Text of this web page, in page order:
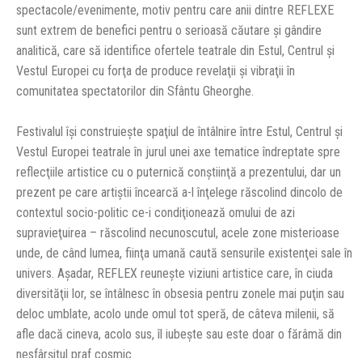
spectacole/evenimente, motiv pentru care anii dintre REFLEXE
sunt extrem de benefici pentru o serioasă căutare şi gândire
analitică, care să identifice ofertele teatrale din Estul, Centrul şi
Vestul Europei cu forţa de produce revelaţii şi vibraţii în
comunitatea spectatorilor din Sfântu Gheorghe.
Festivalul îşi construieşte spaţiul de întâlnire între Estul, Centrul şi
Vestul Europei teatrale în jurul unei axe tematice îndreptate spre
reflecţiile artistice cu o puternică conştiinţă a prezentului, dar un
prezent pe care artiştii încearcă a-l înţelege răscolind dincolo de
contextul socio-politic ce-i condiţionează omului de azi
supravieţuirea – răscolind necunoscutul, acele zone misterioase
unde, de când lumea, fiinţa umană caută sensurile existenţei sale în
univers. Aşadar, REFLEX reuneşte viziuni artistice care, în ciuda
diversităţii lor, se întâlnesc în obsesia pentru zonele mai puţin sau
deloc umblate, acolo unde omul tot speră, de câteva milenii, să
afle dacă cineva, acolo sus, îl iubeşte sau este doar o fărâmă din
nesfârşitul praf cosmic.